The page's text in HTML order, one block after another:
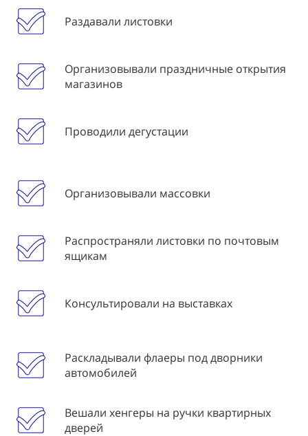
Раздавали листовки
Организовывали праздничные открытия
магазинов
Проводили дегустации
Организовывали массовки
Распространяли листовки по почтовым
ящикам
Консультировали на выставках
Раскладывали флаеры под дворники
автомобилей
Вешали хенгеры на ручки квартирных
дверей